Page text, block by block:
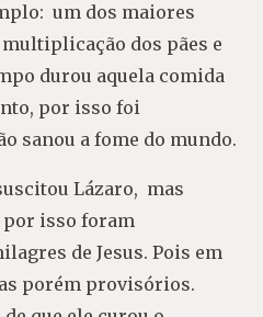
um dos maiores
dos pães e
durou aquela comida
por isso foi
sanou a fome do mundo.
Lázaro, mas
por isso foram
de Jesus. Pois em
porém provisórios.